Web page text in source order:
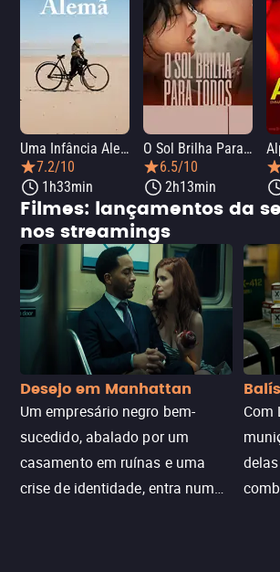
Uma Infância Alemã
7.2/10
1h33min
O Sol Brilha Para Todos
6.5/10
2h13min
Filmes: lançamentos da
nos streamings
Desejo em Manhattan
Um empresário negro bem-
sucedido, abalado por um
casamento em ruínas e uma
crise de identidade, entra num
Com